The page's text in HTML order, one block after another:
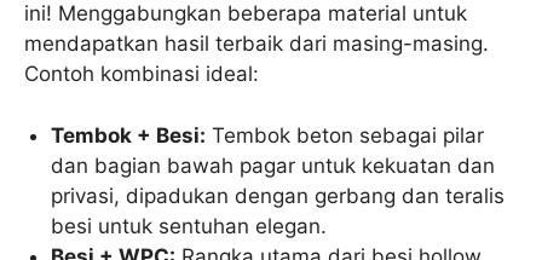
ini! Menggabungkan beberapa material untuk
mendapatkan hasil terbaik dari masing-masing.
Contoh kombinasi ideal:
Tembok + Besi: Tembok beton sebagai pilar
dan bagian bawah pagar untuk kekuatan dan
privasi, dipadukan dengan gerbang dan teralis
besi untuk sentuhan elegan.